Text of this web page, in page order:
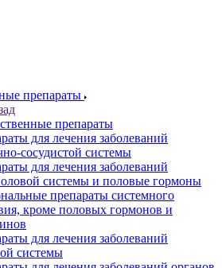
препараты
препараты
для лечения заболеваний
сосудистой системы
для лечения заболеваний
системы и половые гормоны
препараты системного
кроме половых гормонов и
для лечения заболеваний
системы